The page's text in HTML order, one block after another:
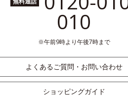
010
午前9時より午後7時まで
よくあるご質問・お問い合わせ
ショッピングガイド